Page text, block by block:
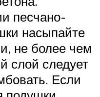
песчано-
насыпайте
не более чем
слой следует
Если